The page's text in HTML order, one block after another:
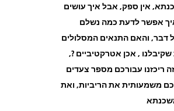
אין ספק, אבל איך עושים
אפשר לדעת כמה נשלם
דבר, והאם התנאים המסלולים
שקיבלנו , אכן אטרקטיביים ?,
ריכזנו עבורכם מספר צעדים
לכם משמעותית את הריביות, ואת